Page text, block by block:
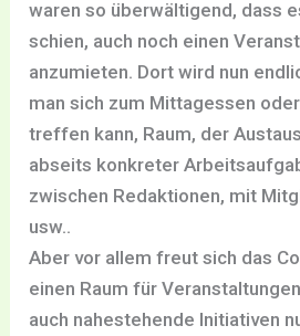
waren so überwältigend, dass
schien, auch noch einen
anzumieten. Dort wird nun
man sich zum Mittagessen
treffen kann, Raum, der
abseits konkreter
zwischen Redaktionen, mit
usw..
Aber vor allem freut sich das
einen Raum für
auch nahestehende Initiativen